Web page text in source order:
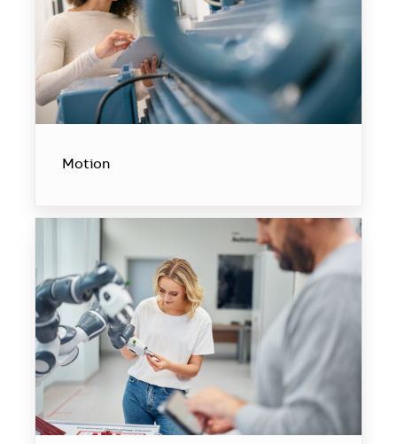
Motion